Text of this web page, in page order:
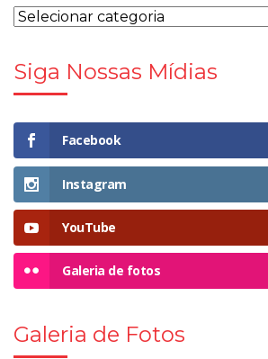
Siga Nossas Mídias
Facebook
Instagram
YouTube
Galeria de fotos
Galeria de Fotos